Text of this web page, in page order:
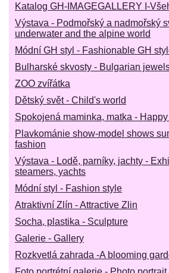
Katalog GH-IMAGEGALLERY I-
Výstava - Podmořský a nadmořský
underwater and the alpine world
Módní GH styl - Fashionable GH
Bulharské skvosty - Bulgarian
ZOO zvířátka
Dětský svět - Child's world
Spokojená maminka, matka -
Plavkománie show-model shows
fashion
Výstava - Lodě, parníky, jachty -
steamers, yachts
Módní styl - Fashion style
Atraktivní Zlín - Attractive Zlin
Socha, plastika - Sculpture
Galerie - Gallery
Rozkvetlá zahrada -A blooming